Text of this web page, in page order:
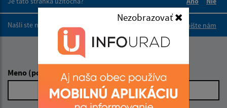
Nezobrazovať
Našli ste na stránke chybu?
Napíšte nám
Meno (povinné)